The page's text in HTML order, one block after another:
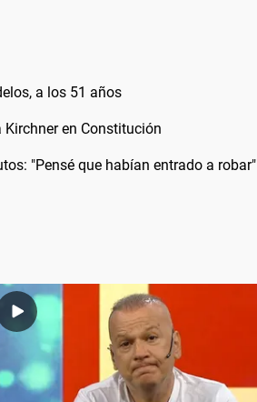
a los 51 años
en Constitución
"Pensé que habían entrado a robar"